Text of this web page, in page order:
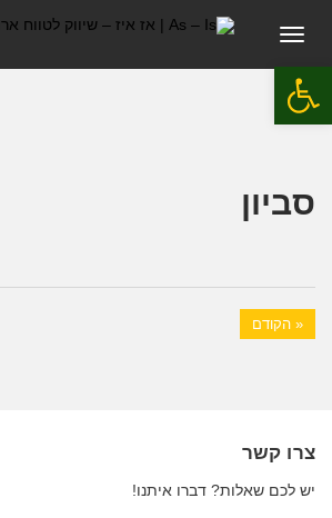
פתח סרגל נגישות
תפריט
סביון
« הקודם
צרו קשר
יש לכם שאלות? דברו איתנו!